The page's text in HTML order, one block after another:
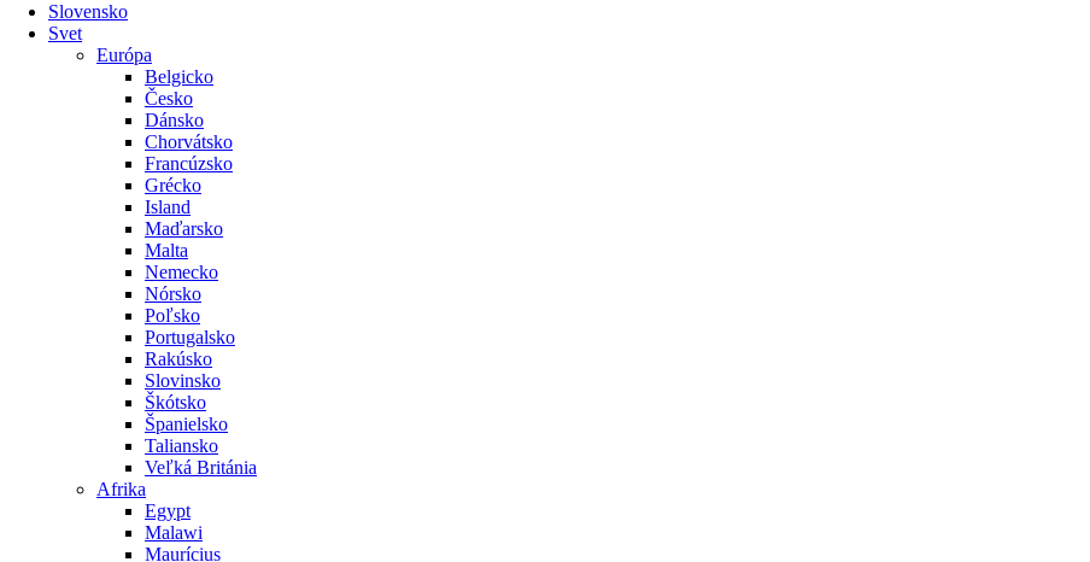
Slovensko
Svet
Európa
Belgicko
Česko
Dánsko
Chorvátsko
Francúzsko
Grécko
Island
Maďarsko
Malta
Nemecko
Nórsko
Poľsko
Portugalsko
Rakúsko
Slovinsko
Škótsko
Španielsko
Taliansko
Veľká Británia
Afrika
Egypt
Malawi
Maurícius